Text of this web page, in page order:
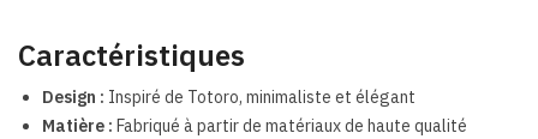
Caractéristiques
Design : Inspiré de Totoro, minimaliste et élégant
Matière : Fabriqué à partir de matériaux de haute qualité